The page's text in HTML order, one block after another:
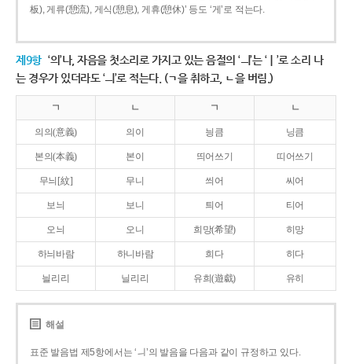
板), 게류(憩流), 게식(憩息), 게휴(憩休)’ 등도 ‘게’로 적는다.
제9항 ‘의’나, 자음을 첫소리로 가지고 있는 음절의 ‘ㅢ’는 ‘ㅣ’로 소리 나
는 경우가 있더라도 ‘ㅢ’로 적는다. (ㄱ을 취하고, ㄴ을 버림.)
ㄱ ㄴ ㄱ ㄴ
의의(意義) 의이 닁큼 닝큼
본의(本義) 본이 띄어쓰기 띠어쓰기
무늬[紋] 무니 씌어 씨어
보늬 보니 틔어 티어
오늬 오니 희망(希望) 히망
하늬바람 하니바람 희다 히다
늴리리 닐리리 유희(遊戱) 유히
해설
표준 발음법 제5항에서는 ‘ㅢ’의 발음을 다음과 같이 규정하고 있다.